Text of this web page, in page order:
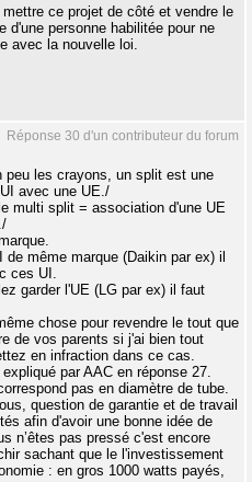
ce projet de côté et vendre le
d'une personne habilitée pour ne
avec la nouvelle loi.
Réponse 30 d'un contributeur du forum
peu les crayons, un split est une
avec une UE./
multi split = association d'une UE
même marque (Daikin par ex) il
ces UI.
garder l'UE (LG par ex) il faut
chose pour revendre le tout que
de vos parents si j'ai bien tout
en infraction dans ce cas.
par AAC en réponse 27.
pas en diamètre de tube.
question de garantie et de travail
afin d'avoir une bonne idée de
n’êtes pas pressé c'est encore
sachant que le l'investissement
: en gros 1000 watts payés,